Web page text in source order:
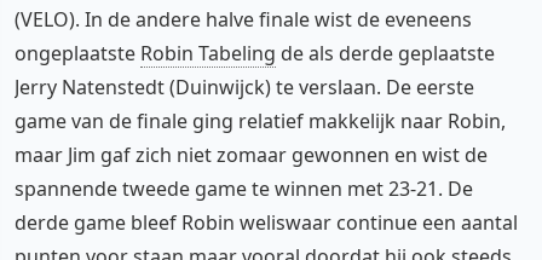
(VELO). In de andere halve finale wist de eveneens
ongeplaatste Robin Tabeling de als derde geplaatste
Jerry Natenstedt (Duinwijck) te verslaan. De eerste
game van de finale ging relatief makkelijk naar Robin,
maar Jim gaf zich niet zomaar gewonnen en wist de
spannende tweede game te winnen met 23-21. De
derde game bleef Robin weliswaar continue een aantal